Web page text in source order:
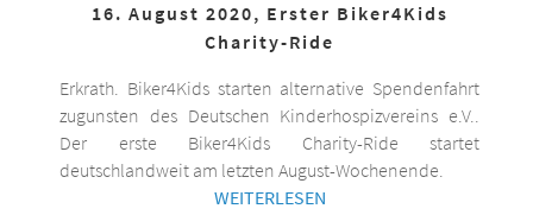
16. August 2020, Erster Biker4Kids
Charity-Ride
Erkrath. Biker4Kids starten alternative Spendenfahrt
zugunsten des Deutschen Kinderhospizvereins e.V..
Der erste Biker4Kids Charity-Ride startet
deutschlandweit am letzten August-Wochenende.
WEITERLESEN